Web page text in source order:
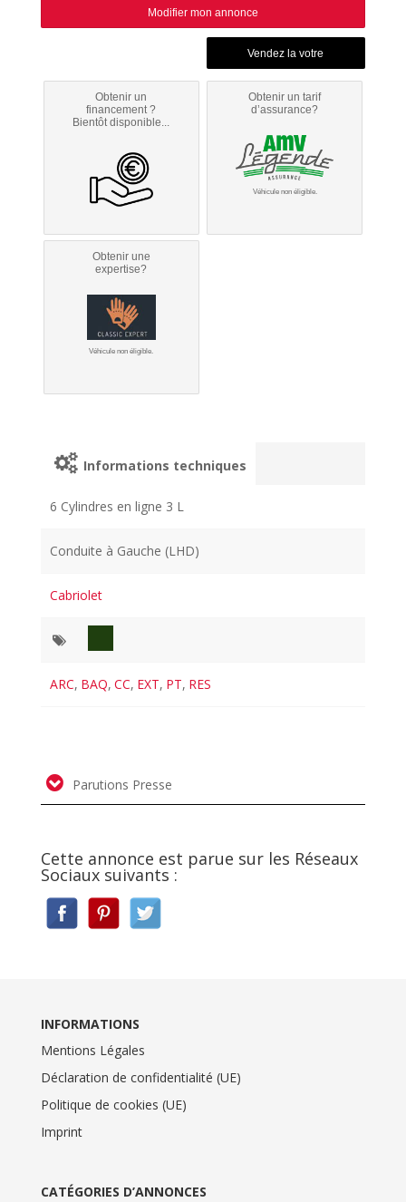
Modifier mon annonce
Obtenir un
financement ?
Bientôt disponible...
Obtenir un tarif
d’assurance?
Véhicule non éligible.
Obtenir une
expertise?
Véhicule non éligible.
Informations techniques
6 Cylindres en ligne 3 L
Conduite à Gauche (LHD)
Cabriolet
ARC, BAQ, CC, EXT, PT, RES
Parutions Presse
Cette annonce est parue sur les Réseaux
Sociaux suivants :
INFORMATIONS
Mentions Légales
Déclaration de confidentialité (UE)
Politique de cookies (UE)
Imprint
CATÉGORIES D’ANNONCES